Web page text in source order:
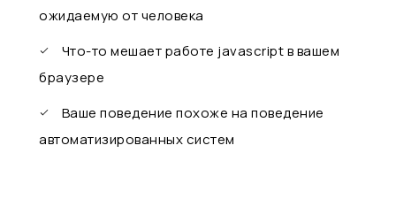
ожидаемую от человека
Что-то мешает работе javascript в вашем
браузере
Ваше поведение похоже на поведение
автоматизированных систем